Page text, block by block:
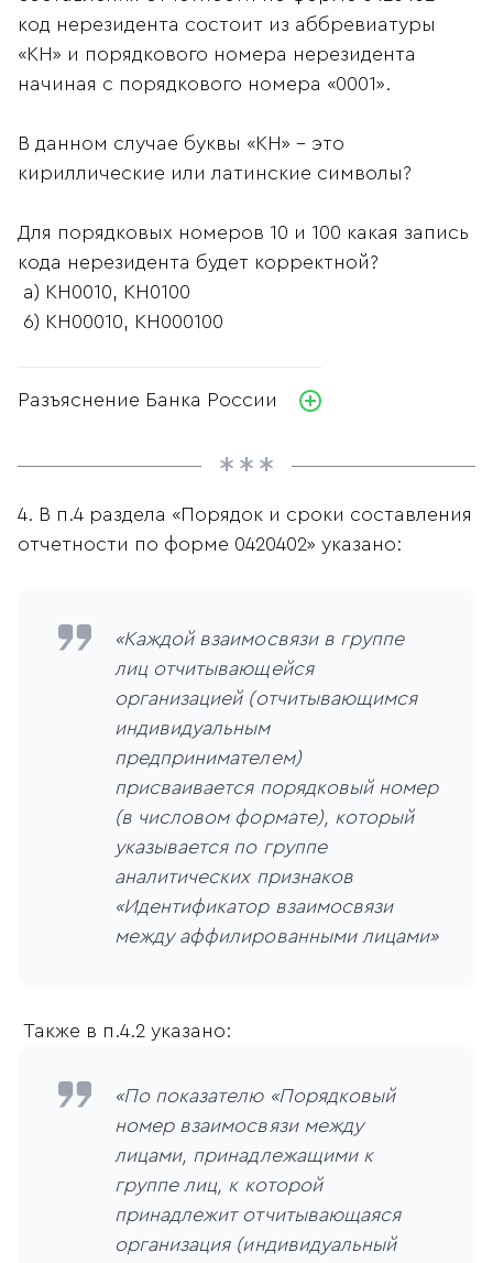
код нерезидента состоит из аббревиатуры
«КН» и порядкового номера нерезидента
начиная с порядкового номера «0001».
В данном случае буквы «КН» - это
кириллические или латинские символы?
Для порядковых номеров 10 и 100 какая запись
кода нерезидента будет корректной?
a) KH0010, KH0100
6) KH00010, KH000100
Разъяснение Банка России
4. В п.4 раздела «Порядок и сроки составления
отчетности по форме 0420402» указано:
«Каждой взаимосвязи в группе
лиц отчитывающейся
организацией (отчитывающимся
индивидуальным
предпринимателем)
присваивается порядковый номер
(в числовом формате), который
указывается по группе
аналитических признаков
«Идентификатор взаимосвязи
между аффилированными лицами»
Также в п.4.2 указано:
«По показателю «Порядковый
номер взаимосвязи между
лицами, принадлежащими к
группе лиц, к которой
принадлежит отчитывающаяся
организация (индивидуальный